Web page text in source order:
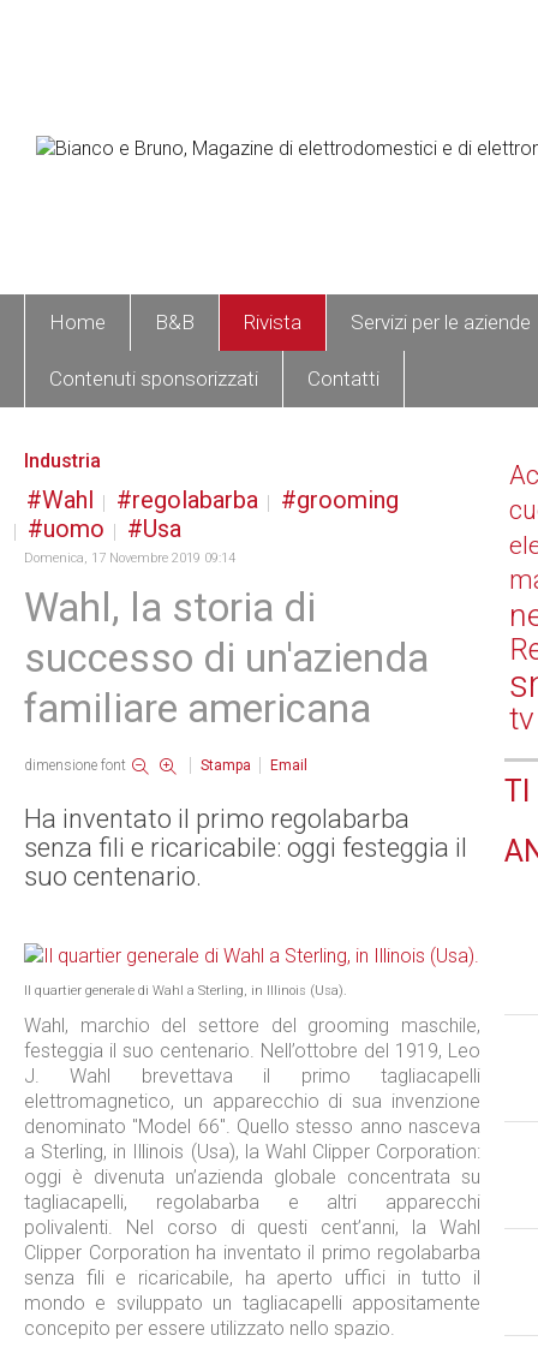
Home B&B Rivista Servizi per le aziende
Contenuti sponsorizzati Contatti
Industria
Wahl regolabarba
grooming
uomo
Usa
Domenica, 17 Novembre 2019 09:14
Wahl, la storia di
successo di un'azienda
familiare americana
dimensione font Stampa Email
Ha inventato il primo regolabarba
senza fili e ricaricabile: oggi festeggia il
suo centenario.
Il quartier generale di Wahl a Sterling, in Illinois (Usa).
Wahl, marchio del settore del grooming maschile,
festeggia il suo centenario. Nell’ottobre del 1919, Leo
J. Wahl brevettava il primo tagliacapelli
elettromagnetico, un apparecchio di sua invenzione
denominato "Model 66". Quello stesso anno nasceva
a Sterling, in Illinois (Usa), la Wahl Clipper Corporation:
oggi è divenuta un’azienda globale concentrata su
tagliacapelli, regolabarba e altri apparecchi
polivalenti. Nel corso di questi cent’anni, la Wahl
Clipper Corporation ha inventato il primo regolabarba
senza fili e ricaricabile, ha aperto uffici in tutto il
mondo e sviluppato un tagliacapelli appositamente
concepito per essere utilizzato nello spazio.
tv
TI